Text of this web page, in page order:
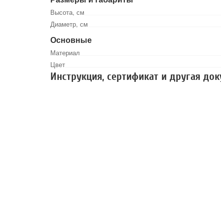
Высота, см
Диаметр, см
Основные
Материал
Цвет
Инструкция, сертификат и другая